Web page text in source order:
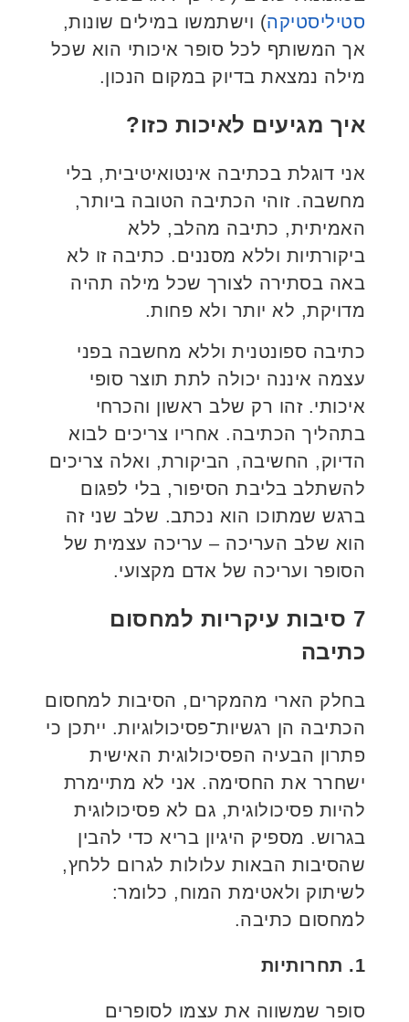
סטיליסטיקה) וישתמשו במילים שונות,
אך המשותף לכל סופר איכותי הוא שכל
מילה נמצאת בדיוק במקום הנכון.
איך מגיעים לאיכות כזו?
אני דוגלת בכתיבה אינטואיטיבית, בלי
מחשבה. זוהי הכתיבה הטובה ביותר,
האמיתית, כתיבה מהלב, ללא
ביקורתיות וללא מסננים. כתיבה זו לא
באה בסתירה לצורך שכל מילה תהיה
מדויקת, לא יותר ולא פחות.
כתיבה ספונטנית וללא מחשבה בפני
עצמה איננה יכולה לתת תוצר סופי
איכותי. זהו רק שלב ראשון והכרחי
בתהליך הכתיבה. אחריו צריכים לבוא
הדיוק, החשיבה, הביקורת, ואלה צריכים
להשתלב בליבת הסיפור, בלי לפגום
ברגש שמתוכו הוא נכתב. שלב שני זה
הוא שלב העריכה – עריכה עצמית של
הסופר ועריכה של אדם מקצועי.
7 סיבות עיקריות למחסום
כתיבה
בחלק הארי מהמקרים, הסיבות למחסום
הכתיבה הן רגשיות־פסיכולוגיות. ייתכן כי
פתרון הבעיה הפסיכולוגית האישית
ישחרר את החסימה. אני לא מתיימרת
להיות פסיכולוגית, גם לא פסיכולוגית
בגרוש. מספיק היגיון בריא כדי להבין
שהסיבות הבאות עלולות לגרום ללחץ,
לשיתוק ולאטימת המוח, כלומר:
למחסום כתיבה.
1. תחרותיות
סופר שמשווה את עצמו לסופרים